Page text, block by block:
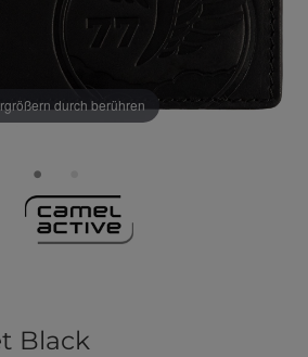
durch berühren
Black